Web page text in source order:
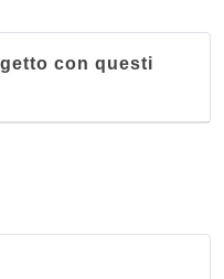
con questi